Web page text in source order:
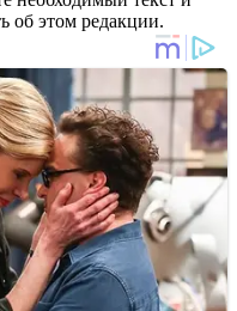
об этом редакции.